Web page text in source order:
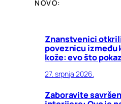
NOVO:
Znanstvenici
poveznicu između
kože: evo što
27. srpnja 2026.
Zaboravite